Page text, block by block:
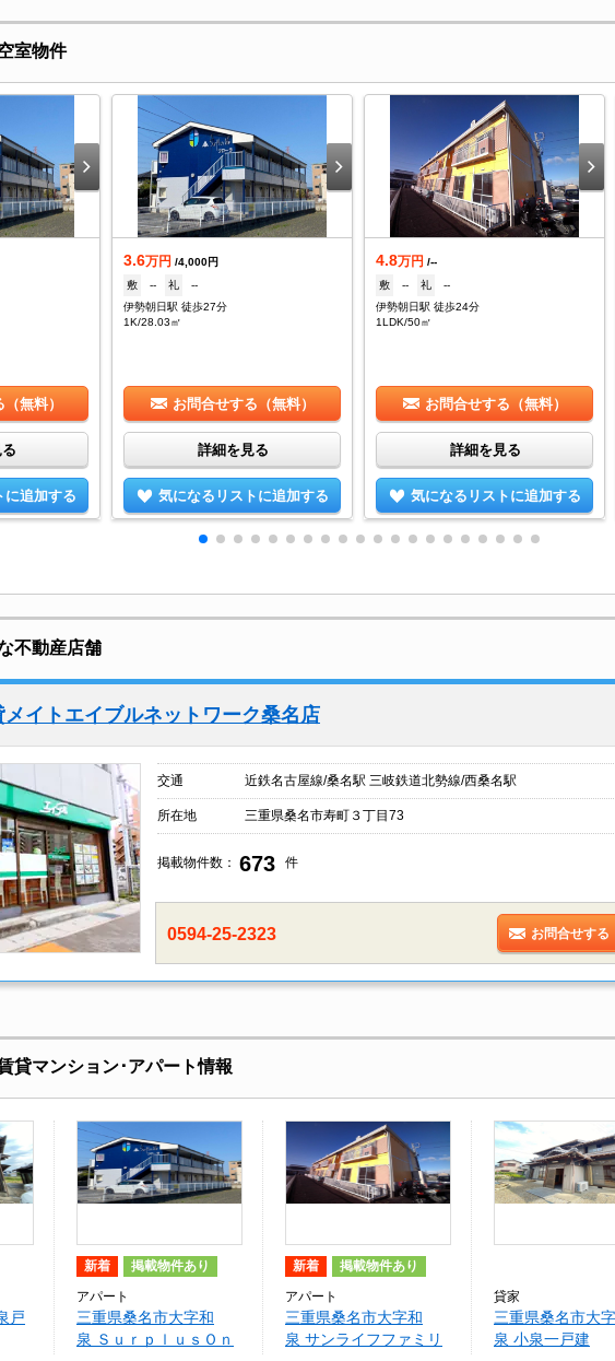
室物件
無料）
に追加する
3.6万円 /4,000円
敷
-- 礼
--
伊勢朝日駅 徒歩27分
1K/28.03㎡
お問合せする（無料）
詳細を見る
気になるリストに追加する
4.8万円 /--
敷
-- 礼
--
伊勢朝日駅 徒歩24分
1LDK/50㎡
お問合せする（無料）
詳細を見る
気になるリストに追加する
不動産店舗
イトエイブルネットワーク桑名店
交通 近鉄名古屋線/桑名駅 三岐鉄道北勢線/西桑名駅
所在地 三重県桑名市寿町３丁目73
掲載物件数： 673 件
0594-25-2323 お問合せする
貸マンション･アパート情報
戸
新着 掲載物件あり
アパート
三重県桑名市大字和
泉 ＳｕｒｐｌｕｓＯｎ
新着 掲載物件あり
アパート
三重県桑名市大字和
泉 サンライフファミリ
貸家
三重県桑名市大
泉 小泉一戸建